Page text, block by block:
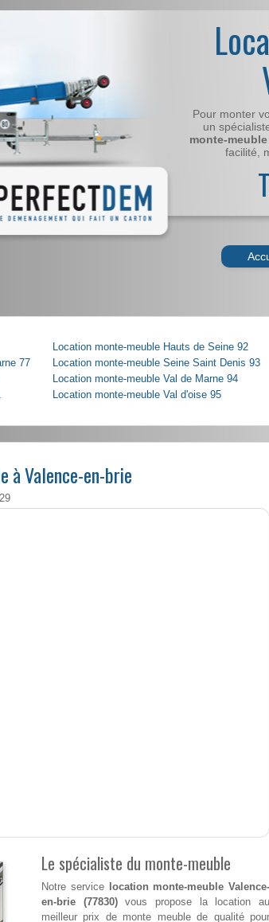
Pour monter
un
monte-meuble
facilité,
77
Location monte-meuble Hauts de Seine 92
Location monte-meuble Seine Saint Denis 93
Location monte-meuble Val de Marne 94
Location monte-meuble Val d'oise 95
à Valence-en-brie
Le spécialiste du monte-meuble
Notre service
location monte-meuble Valence-
en-brie (77830)vous propose la location au
meilleur prix de monte meuble de qualité pour